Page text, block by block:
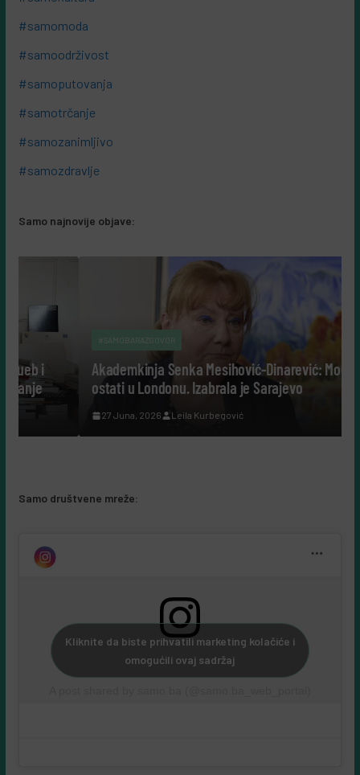
#samomoda
#samoodrživost
#samoputovanja
#samotrčanje
#samozanimljivo
#samozdravlje
Samo najnovije objave:
#SAMOBARAZGOVOR
Akademkinja Senka Mesihović-Dinarević: Mogla je
ostati u Londonu. Izabrala je Sarajevo
27 Juna, 2026 Leila Kurbegović
Samo društvene mreže:
Kliknite da biste prihvatili marketing kolačiće i
omogućili ovaj sadržaj